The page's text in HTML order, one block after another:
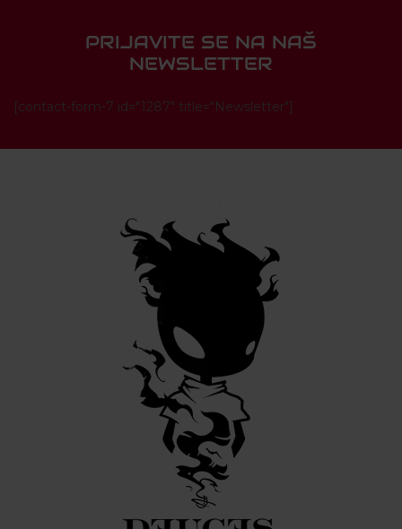
PRIJAVITE SE NA NAŠ
NEWSLETTER
[contact-form-7 id="1287" title="Newsletter"]